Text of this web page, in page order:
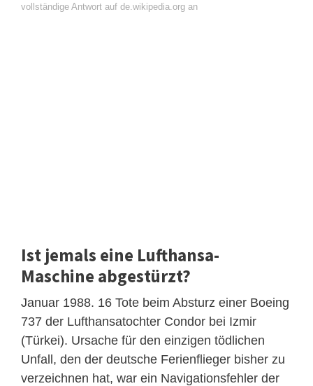
vollständige Antwort auf de.wikipedia.org an
Ist jemals eine Lufthansa-
Maschine abgestürzt?
Januar 1988. 16 Tote beim Absturz einer Boeing
737 der Lufthansatochter Condor bei Izmir
(Türkei). Ursache für den einzigen tödlichen
Unfall, den der deutsche Ferienflieger bisher zu
verzeichnen hat, war ein Navigationsfehler der